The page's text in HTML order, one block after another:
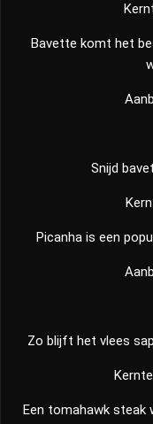
Bavette komt het
Snijd
Picanha is een
Zo blijft het vlees
Een tomahawk steak